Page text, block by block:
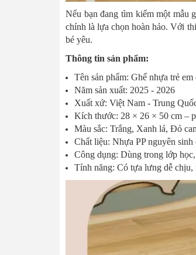
Nếu bạn đang tìm kiếm một mẫu
chính là lựa chọn hoàn hảo. Với
bé yêu.
Thông tin sản phẩm:
Tên sản phẩm: Ghế nhựa trẻ
Năm sản xuất: 2025 - 2026
Xuất xứ: Việt Nam - Trung
Kích thước: 28 × 26 × 50 cm –
Màu sắc: Trắng, Xanh lá, Đỏ
Chất liệu: Nhựa PP nguyên
Công dụng: Dùng trong lớp
Tính năng: Có tựa lưng dễ chịu,